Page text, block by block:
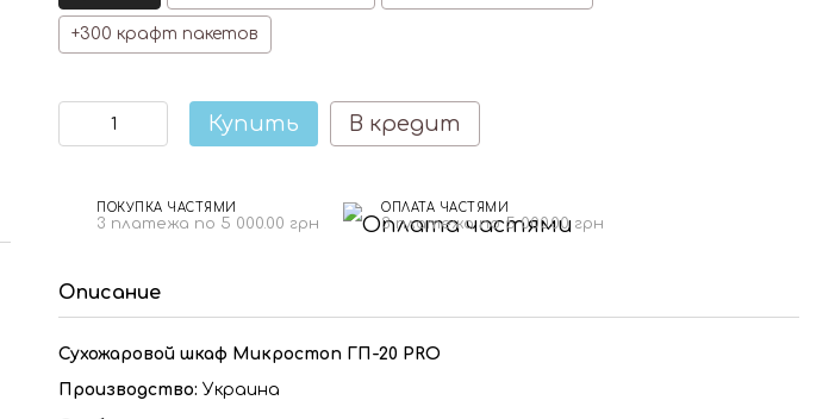
+300 крафт пакетов
Купить В кредит
ПОКУПКА ЧАСТЯМИ
3 платежа по 5 000.00 грн
ОПЛАТА ЧАСТЯМИ
3 платежа по 5 000.00 грн
Описание
Сухожаровой шкаф Микростоп ГП-20 PRO
Производство: Украина